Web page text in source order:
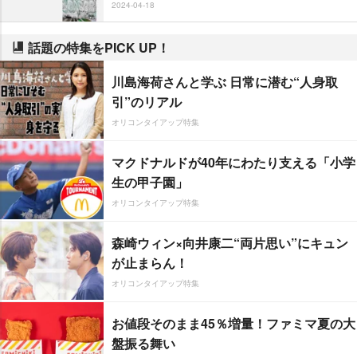
2024-04-18
話題の特集をPICK UP！
川島海荷さんと学ぶ 日常に潜む“人身取
引”のリアル
オリコンタイアップ特集
マクドナルドが40年にわたり支える「小学
生の甲子園」
オリコンタイアップ特集
森崎ウィン×向井康二“両片思い”にキュン
が止まらん！
オリコンタイアップ特集
お値段そのまま45％増量！ファミマ夏の大
盤振る舞い